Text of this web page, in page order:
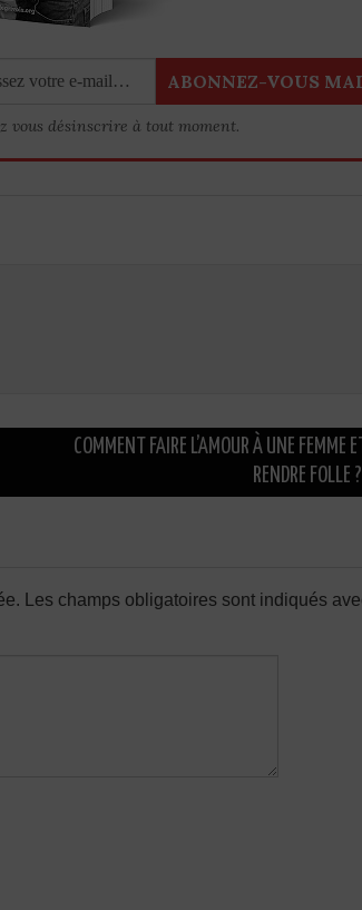
vous désinscrire à tout moment.
COMMENT FAIRE L’AMOUR À UNE FEMME
RENDRE FOLLE ?
Les champs obligatoires sont indiqués